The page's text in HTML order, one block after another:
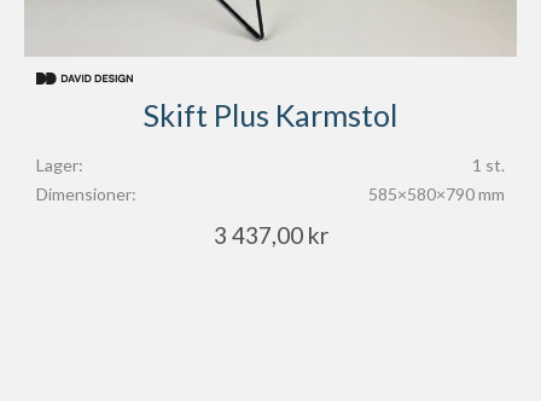
Skift Plus Karmstol
Lager:
1 st.
Dimensioner:
585×580×790 mm
3 437,00 kr